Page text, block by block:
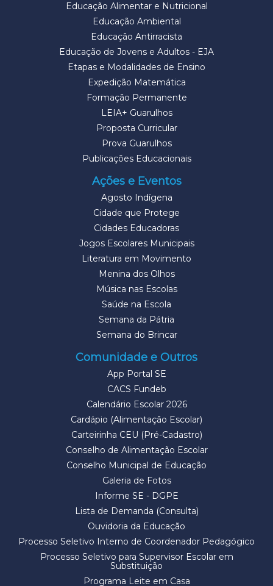
Educação Alimentar e Nutricional
Educação Ambiental
Educação Antirracista
Educação de Jovens e Adultos - EJA
Etapas e Modalidades de Ensino
Expedição Matemática
Formação Permanente
LEIA+ Guarulhos
Proposta Curricular
Prova Guarulhos
Publicações Educacionais
Ações e Eventos
Agosto Indígena
Cidade que Protege
Cidades Educadoras
Jogos Escolares Municipais
Literatura em Movimento
Menina dos Olhos
Música nas Escolas
Saúde na Escola
Semana da Pátria
Semana do Brincar
Comunidade e Outros
App Portal SE
CACS Fundeb
Calendário Escolar 2026
Cardápio (Alimentação Escolar)
Carteirinha CEU (Pré-Cadastro)
Conselho de Alimentação Escolar
Conselho Municipal de Educação
Galeria de Fotos
Informe SE - DGPE
Lista de Demanda (Consulta)
Ouvidoria da Educação
Processo Seletivo Interno de Coordenador Pedagógico
Processo Seletivo para Supervisor Escolar em
Substituição
Programa Leite em Casa